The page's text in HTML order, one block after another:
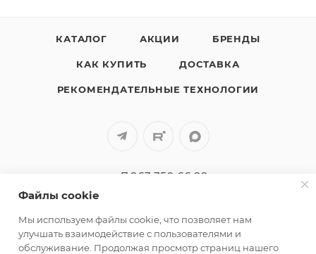
КАТАЛОГ АКЦИИ БРЕНДЫ
КАК КУПИТЬ ДОСТАВКА
РЕКОМЕНДАТЕЛЬНЫЕ ТЕХНОЛОГИИ
+7 963 350 66 99
г. Калининград, ул. Камская, 63
Файлы cookie
Мы используем файлы cookie, что позволяет нам
улучшать взаимодействие с пользователями и
обслуживание. Продолжая просмотр страниц нашего